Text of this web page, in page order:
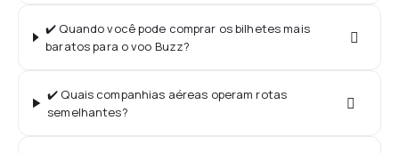
✔️ Quando você pode comprar os bilhetes mais
baratos para o voo Buzz?
✔️ Quais companhias aéreas operam rotas
semelhantes?